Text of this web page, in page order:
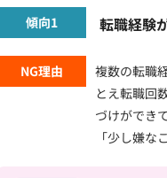
傾向1 転職経験
NG理由
複数の転職
とえ転職回
づけができ
「少し嫌